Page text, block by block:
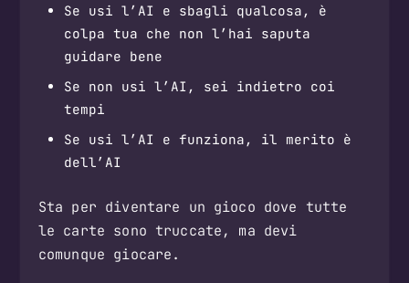
Se usi l’AI e sbagli qualcosa, è
colpa tua che non l’hai saputa
guidare bene
Se non usi l’AI, sei indietro coi
tempi
Se usi l’AI e funziona, il merito è
dell’AI
Sta per diventare un gioco dove tutte
le carte sono truccate, ma devi
comunque giocare.